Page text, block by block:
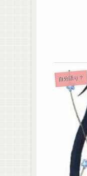
自分語り？